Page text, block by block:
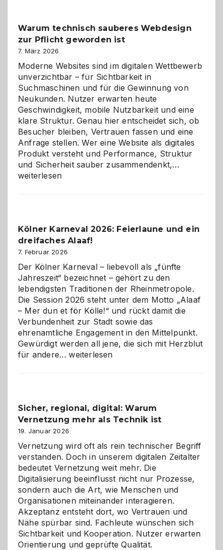
den
Logikrätseln
Warum technisch sauberes Webdesign
zur Pflicht geworden ist
7. März 2026
Moderne Websites sind im digitalen Wettbewerb
unverzichtbar – für Sichtbarkeit in
Suchmaschinen und für die Gewinnung von
Neukunden. Nutzer erwarten heute
Geschwindigkeit, mobile Nutzbarkeit und eine
klare Struktur. Genau hier entscheidet sich, ob
Besucher bleiben, Vertrauen fassen und eine
Anfrage stellen. Wer eine Website als digitales
Produkt versteht und Performance, Struktur
und Sicherheit sauber zusammendenkt,…
geworden
weiterlesen
Kölner Karneval 2026: Feierlaune und ein
dreifaches Alaaf!
7. Februar 2026
Der Kölner Karneval – liebevoll als „fünfte
Jahreszeit“ bezeichnet – gehört zu den
lebendigsten Traditionen der Rheinmetropole.
Die Session 2026 steht unter dem Motto „Alaaf
– Mer dun et för Kölle!“ und rückt damit die
Verbundenheit zur Stadt sowie das
ehrenamtliche Engagement in den Mittelpunkt.
Gewürdigt werden all jene, die sich mit Herzblut
für andere…Kölner
ein
dreifaches
Alaaf!
weiterlesen
Sicher, regional, digital: Warum
Vernetzung mehr als Technik ist
19. Januar 2026
Vernetzung wird oft als rein technischer Begriff
verstanden. Doch in unserem digitalen Zeitalter
bedeutet Vernetzung weit mehr. Die
Digitalisierung beeinflusst nicht nur Prozesse,
sondern auch die Art, wie Menschen und
Organisationen miteinander interagieren.
Akzeptanz entsteht dort, wo Vertrauen und
Nähe spürbar sind. Fachleute wünschen sich
Sichtbarkeit und Kooperation. Nutzer erwarten
Orientierung und geprüfte Qualität.